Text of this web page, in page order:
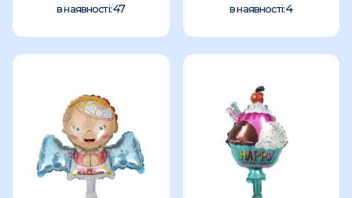
в наявності:47 в наявності:4